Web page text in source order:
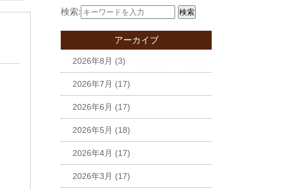
検索: 検索
アーカイブ
2026年8月 (3)
2026年7月 (17)
2026年6月 (17)
2026年5月 (18)
2026年4月 (17)
2026年3月 (17)